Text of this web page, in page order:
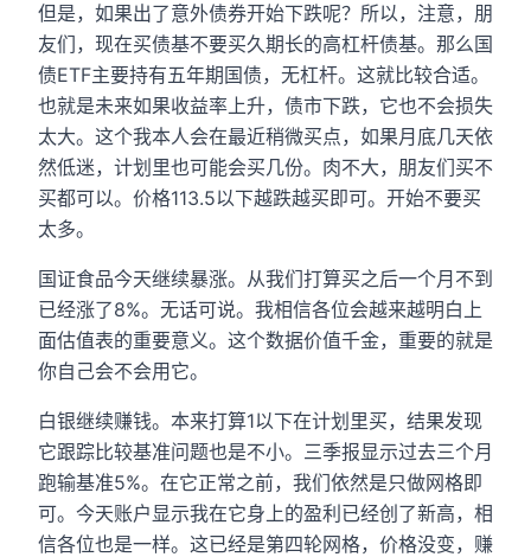
但是，如果出了意外债券开始下跌呢？所以，注意，朋
友们，现在买债基不要买久期长的高杠杆债基。那么国
债ETF主要持有五年期国债，无杠杆。这就比较合适。
也就是未来如果收益率上升，债市下跌，它也不会损失
太大。这个我本人会在最近稍微买点，如果月底几天依
然低迷，计划里也可能会买几份。肉不大，朋友们买不
买都可以。价格113.5以下越跌越买即可。开始不要买
太多。
国证食品今天继续暴涨。从我们打算买之后一个月不到
已经涨了8%。无话可说。我相信各位会越来越明白上
面估值表的重要意义。这个数据价值千金，重要的就是
你自己会不会用它。
白银继续赚钱。本来打算1以下在计划里买，结果发现
它跟踪比较基准问题也是不小。三季报显示过去三个月
跑输基准5%。在它正常之前，我们依然是只做网格即
可。今天账户显示我在它身上的盈利已经创了新高，相
信各位也是一样。这已经是第四轮网格，价格没变，赚